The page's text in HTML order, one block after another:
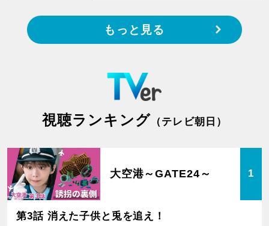
もっと見る
視聴ランキング （テレビ朝日）
大空港～GATE24～ 1
第3話 消えた子供と兎を追え！